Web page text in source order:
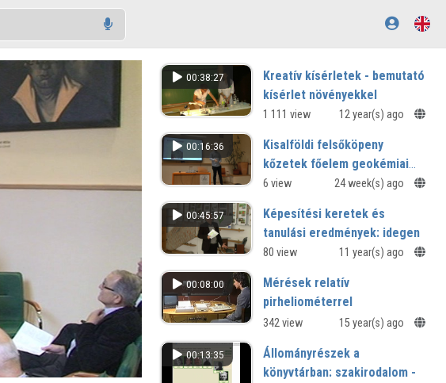
00:38:27
Kreatív kísérletek - bemutató
kísérlet növényekkel
Kutatók éjszakája - 2013
1 111 view 12 year(s) ago
00:16:36
Kisalföldi felsőköpeny
kőzetek főelem geokémiai
elemzése
6 view 24 week(s) ago
00:45:57
Képesítési keretek és
tanulási eredmények: idegen
nyelvű képzés megformálási
"IDEGENBEN OTTHON" - TÁMOP
4.1.2.D12/1/KONV20120006
80 view 11 year(s) ago
00:08:00
Mérések relatív
pirheliométerrel
342 view 15 year(s) ago
00:13:35
Állományrészek a
könyvtárban: szakirodalom -